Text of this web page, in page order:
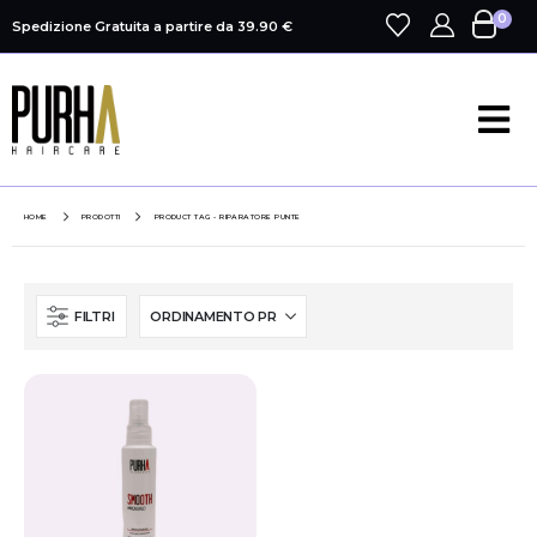
Spedizione Gratuita a partire da 39.90 € 0
HOME PRODOTTI PRODUCT TAG -RIPARATORE PUNTE
FILTRI